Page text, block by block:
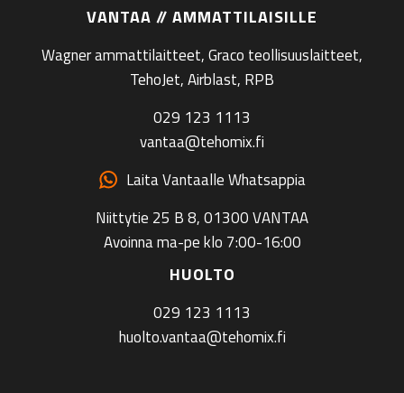
VANTAA // AMMATTILAISILLE
Wagner ammattilaitteet, Graco teollisuuslaitteet,
TehoJet, Airblast, RPB
029 123 1113
vantaa@tehomix.fi
Laita Vantaalle Whatsappia
Niittytie 25 B 8, 01300 VANTAA
Avoinna ma-pe klo 7:00-16:00
HUOLTO
029 123 1113
huolto.vantaa@tehomix.fi